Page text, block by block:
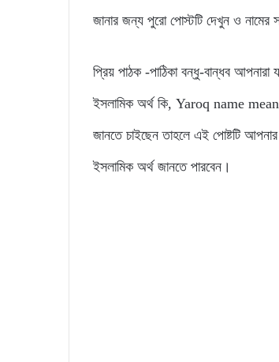
জানার জন্য পুরো পোস্টটি দেখুন ও নামের
প্রিয় পাঠক -পাঠিকা বন্ধু-বান্ধব আপনারা
ইসলামিক অর্থ কি, Yaroq name
জানতে চাইছেন তাহলে এই পোষ্টটি
ইসলামিক অর্থ জানতে পারবেন।